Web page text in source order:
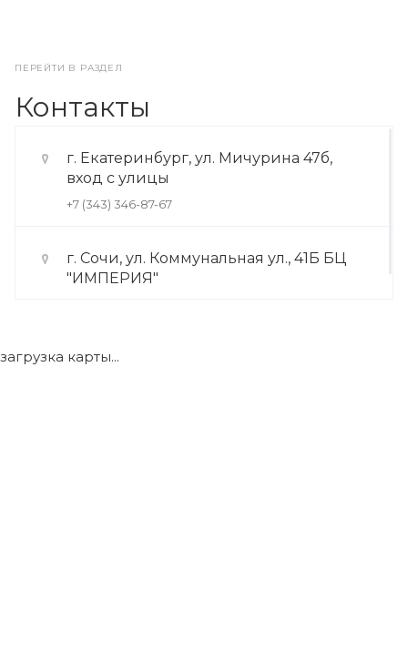
ПЕРЕЙТИ В РАЗДЕЛ
Контакты
г. Екатеринбург, ул. Мичурина 47б,
вход с улицы
+7 (343) 346-87-67
г. Сочи, ул. Коммунальная ул., 41Б БЦ
"ИМПЕРИЯ"
загрузка карты...